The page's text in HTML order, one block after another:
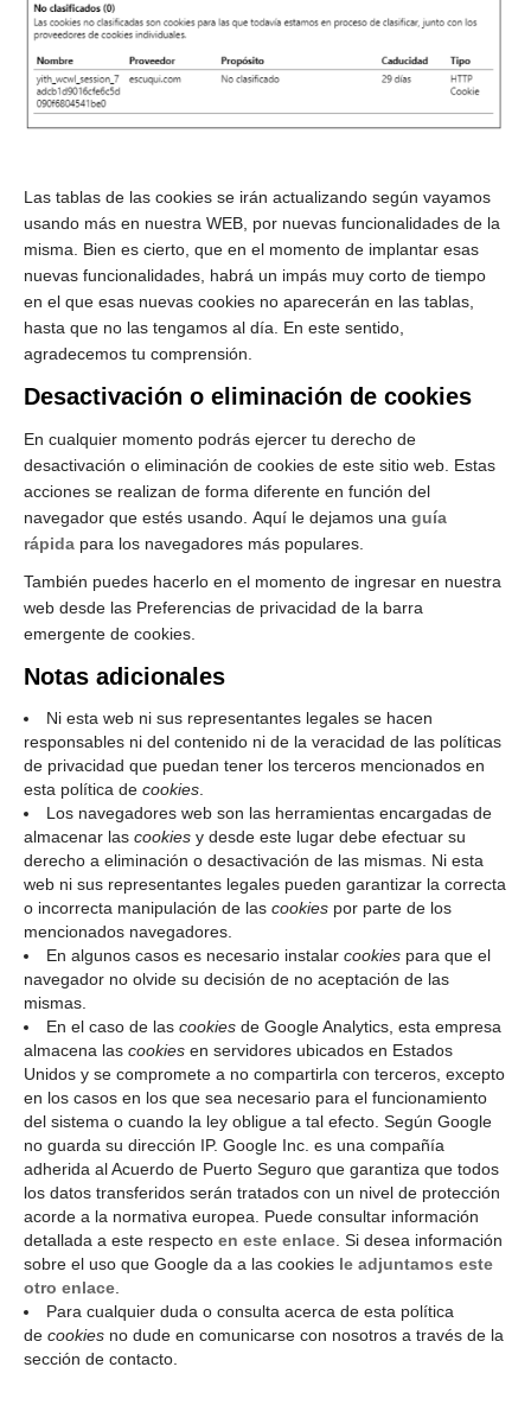
Las tablas de las cookies se irán actualizando según vayamos
usando más en nuestra WEB, por nuevas funcionalidades de la
misma. Bien es cierto, que en el momento de implantar esas
nuevas funcionalidades, habrá un impás muy corto de tiempo
en el que esas nuevas cookies no aparecerán en las tablas,
hasta que no las tengamos al día. En este sentido,
agradecemos tu comprensión.
Desactivación o eliminación de cookies
En cualquier momento podrás ejercer tu derecho de
desactivación o eliminación de cookies de este sitio web. Estas
acciones se realizan de forma diferente en función del
navegador que estés usando. Aquí le dejamos una guía
rápida para los navegadores más populares.
También puedes hacerlo en el momento de ingresar en nuestra
web desde las Preferencias de privacidad de la barra
emergente de cookies.
Notas adicionales
Ni esta web ni sus representantes legales se hacen
responsables ni del contenido ni de la veracidad de las políticas
de privacidad que puedan tener los terceros mencionados en
esta política de cookies
Los navegadores web son las herramientas encargadas de
almacenar las cookies y desde este lugar debe efectuar su
derecho a eliminación o desactivación de las mismas. Ni esta
web ni sus representantes legales pueden garantizar la correcta
o incorrecta manipulación de las cookies por parte de los
mencionados navegadores.
En algunos casos es necesario instalar cookies para que el
navegador no olvide su decisión de no aceptación de las
mismas.
En el caso de las cookies de Google Analytics, esta empresa
almacena las cookies en servidores ubicados en Estados
Unidos y se compromete a no compartirla con terceros, excepto
en los casos en los que sea necesario para el funcionamiento
del sistema o cuando la ley obligue a tal efecto. Según Google
no guarda su dirección IP. Google Inc. es una compañía
adherida al Acuerdo de Puerto Seguro que garantiza que todos
los datos transferidos serán tratados con un nivel de protección
acorde a la normativa europea. Puede consultar información
detallada a este respecto en este enlace . Si desea información
sobre el uso que Google da a las cookies le adjuntamos este
otro enlace
Para cualquier duda o consulta acerca de esta política
de cookies no dude en comunicarse con nosotros a través de la
sección de contacto.